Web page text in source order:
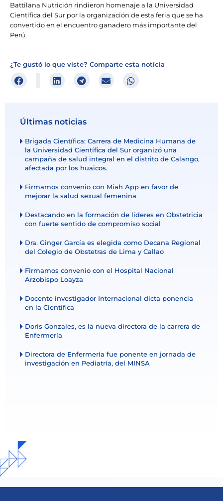
Battilana Nutrición rindieron homenaje a la Universidad
Científica del Sur por la organización de esta feria que se ha
convertido en el encuentro ganadero más importante del
Perú.
¿Te gustó lo que viste? Comparte esta noticia
Últimas noticias
Brigada Científica: Carrera de Medicina Humana de
la Universidad Científica del Sur organizó una
campaña de salud integral en el distrito de Calango,
afectada por los huaicos.
Firmamos convenio con Miah App en favor de
mejorar la salud sexual femenina
Destacando en la formación de líderes en Obstetricia
con fuerte sentido de compromiso social
Dra. Ginger García es elegida como Decana Regional
del Colegio de Obstetras de Lima y Callao
Firmamos convenio con el Hospital Nacional
Arzobispo Loayza
Docente investigador Internacional dicta ponencia
en la Científica
Doris Gonzales, es la nueva directora de la carrera de
Enfermería
Directora de Enfermería fue ponente en jornada de
investigación en Pediatría, del MINSA